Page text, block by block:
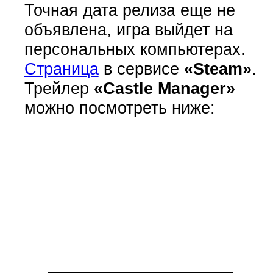
Точная дата релиза еще не
объявлена, игра выйдет на
персональных компьютерах.
Страницав сервисе «Steam».
Трейлер «Castle Manager»
можно посмотреть ниже: